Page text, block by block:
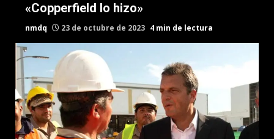
«Copperfield lo hizo»
nmdq 23 de octubre de 2023 4 min de lectura